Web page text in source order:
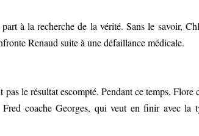
à la recherche de la vérité. Sans le savoir,
Renaud suite à une défaillance médicale.
le résultat escompté. Pendant ce temps, Flore
coache Georges, qui veut en finir avec la